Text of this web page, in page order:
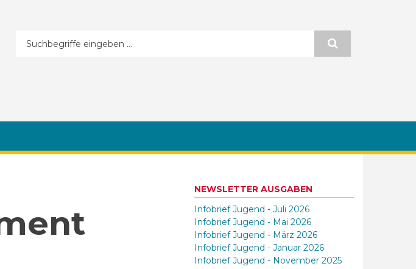
Suchformular
NEWSLETTER AUSGABEN
Infobrief Jugend - Juli 2026
Infobrief Jugend - Mai 2026
Infobrief Jugend - März 2026
Infobrief Jugend - Januar 2026
Infobrief Jugend - November 2025